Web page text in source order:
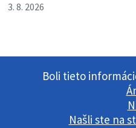
3. 8. 2026
Boli tieto
Našli ste na